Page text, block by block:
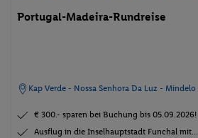
Portugal-Madeira-Rundreise
Kap Verde - Nossa Senhora Da Luz - Mindelo
€ 300.- sparen bei Buchung bis 05.09.2026!
Ausflug in die Inselhauptstadt Funchal mit...